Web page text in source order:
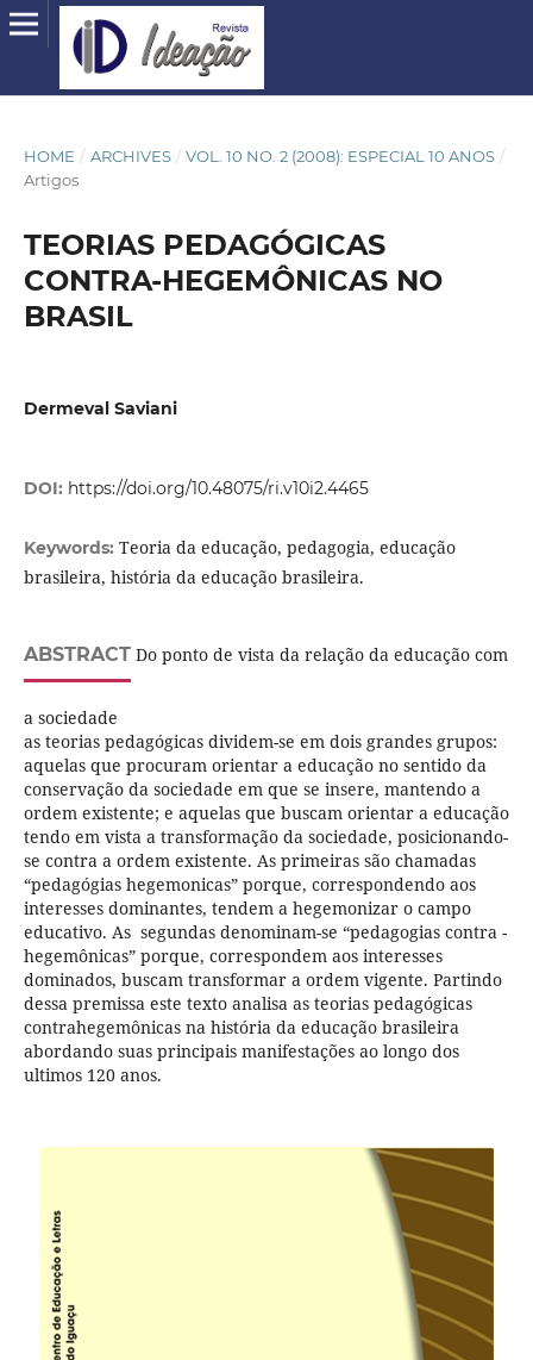
HOME / ARCHIVES / VOL. 10 NO. 2 (2008): ESPECIAL 10 ANOS /
Artigos
TEORIAS PEDAGÓGICAS
CONTRA-HEGEMÔNICAS NO
BRASIL
Dermeval Saviani
DOI: https://doi.org/10.48075/ri.v10i2.4465
Keywords: Teoria da educação, pedagogia, educação
brasileira, história da educação brasileira.
ABSTRACTDo ponto de vista da relação da educação com
a sociedade
as teorias pedagógicas dividem-se em dois grandes grupos:
aquelas que procuram orientar a educação no sentido da
conservação da sociedade em que se insere, mantendo a
ordem existente; e aquelas que buscam orientar a educação
tendo em vista a transformação da sociedade, posicionando-
se contra a ordem existente. As primeiras são chamadas
“pedagógias hegemonicas” porque, correspondendo aos
interesses dominantes, tendem a hegemonizar o campo
educativo. As segundas denominam-se “pedagogias contra -
hegemônicas” porque, correspondem aos interesses
dominados, buscam transformar a ordem vigente. Partindo
dessa premissa este texto analisa as teorias pedagógicas
contrahegemônicas na história da educação brasileira
abordando suas principais manifestações ao longo dos
ultimos 120 anos.